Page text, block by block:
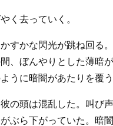
く去っていく。
すかな閃光が跳ね回る
ぼんやりとした薄暗
うに暗闇があたりを覆う
の頭は混乱した。叫び
ぶら下がっていた。暗